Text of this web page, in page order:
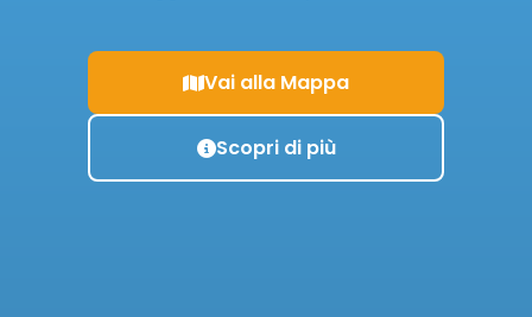
Vai alla Mappa
Scopri di più